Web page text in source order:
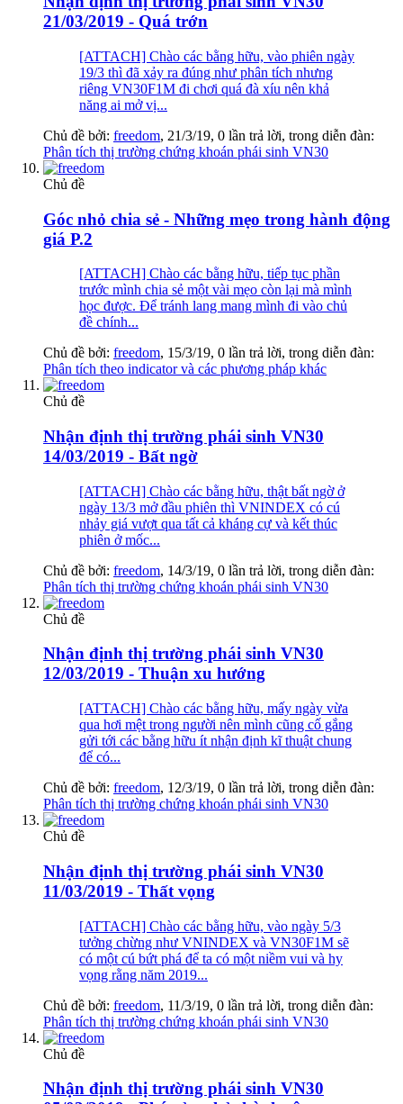
21/03/2019 - Quá trớn
[ATTACH] Chào các bằng hữu, vào phiên ngày
19/3 thì đã xảy ra đúng như phân tích nhưng
riêng VN30F1M đi chơi quá đà xíu nên khả
năng ai mở vị...
Chủ đề bởi: freedom, 21/3/19, 0 lần trả lời, trong diễn đàn:
Phân tích thị trường chứng khoán phái sinh VN30
Chủ đề
Góc nhỏ chia sẻ - Những mẹo trong hành động
giá P.2
[ATTACH] Chào các bằng hữu, tiếp tục phần
trước mình chia sẻ một vài mẹo còn lại mà mình
học được. Để tránh lang mang mình đi vào chủ
đề chính...
Chủ đề bởi: freedom, 15/3/19, 0 lần trả lời, trong diễn đàn:
Phân tích theo indicator và các phương pháp khác
Chủ đề
Nhận định thị trường phái sinh VN30
14/03/2019 - Bất ngờ
[ATTACH] Chào các bằng hữu, thật bất ngờ ở
ngày 13/3 mở đầu phiên thì VNINDEX có cú
nhảy giá vượt qua tất cả kháng cự và kết thúc
phiên ở mốc...
Chủ đề bởi: freedom, 14/3/19, 0 lần trả lời, trong diễn đàn:
Phân tích thị trường chứng khoán phái sinh VN30
Chủ đề
Nhận định thị trường phái sinh VN30
12/03/2019 - Thuận xu hướng
[ATTACH] Chào các bằng hữu, mấy ngày vừa
qua hơi mệt trong người nên mình cũng cố gắng
gửi tới các bằng hữu ít nhận định kĩ thuật chung
để có...
Chủ đề bởi: freedom, 12/3/19, 0 lần trả lời, trong diễn đàn:
Phân tích thị trường chứng khoán phái sinh VN30
Chủ đề
Nhận định thị trường phái sinh VN30
11/03/2019 - Thất vọng
[ATTACH] Chào các bằng hữu, vào ngày 5/3
tưởng chừng như VNINDEX và VN30F1M sẽ
có một cú bứt phá để ta có một niềm vui và hy
vọng rằng năm 2019...
Chủ đề bởi: freedom, 11/3/19, 0 lần trả lời, trong diễn đàn:
Phân tích thị trường chứng khoán phái sinh VN30
Chủ đề
Nhận định thị trường phái sinh VN30